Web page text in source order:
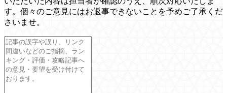
す。個々のご意見にはお返事できないことを予めご了承くだ
さいませ。